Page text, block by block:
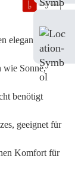
eleganten
wie Sonne,
benötigt
geeignet für
Komfort für